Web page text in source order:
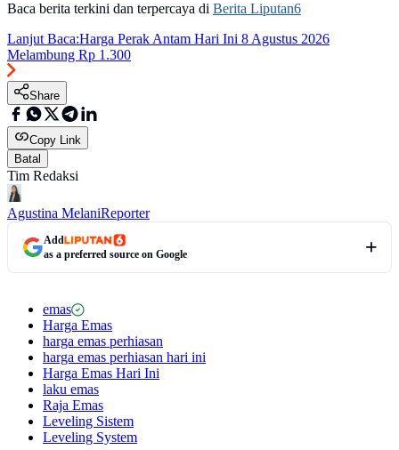
Baca berita terkini dan terpercaya di Berita Liputan6
Lanjut Baca:Harga Perak Antam Hari Ini 8 Agustus 2026
Melambung Rp 1.300
Share
Copy Link
Batal
Tim Redaksi
Agustina MelaniReporter
Add
as a preferred source on Google
emas
Harga Emas
harga emas perhiasan
harga emas perhiasan hari ini
Harga Emas Hari Ini
laku emas
Raja Emas
Leveling Sistem
Leveling System